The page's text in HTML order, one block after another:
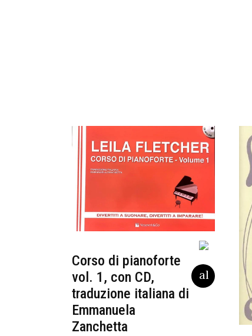
Corso di pianoforte
vol. 1, con CD,
traduzione italiana di
Emmanuela
Zanchetta